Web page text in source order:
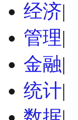
经济|
管理|
金融|
统计|